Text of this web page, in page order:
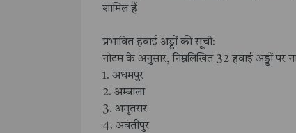
शामिल हैं
प्रभावित हवाई अड्डों की सूची:
नोटम के अनुसार, निम्नलिखित 32 हवाई अड्डों पर
1. अधमपुर
2. अम्बाला
3. अमृतसर
4. अवंतीपुर